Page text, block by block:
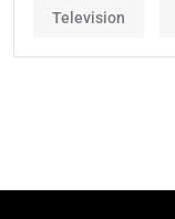
Television